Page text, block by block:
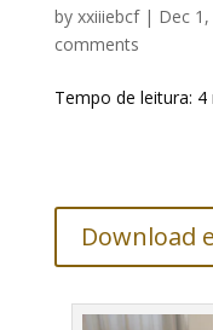
by xxiiiebcf| Dec
comments
Tempo de leitura: 4
Download